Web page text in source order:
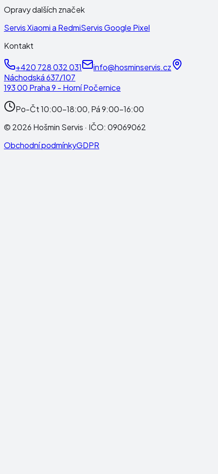
Opravy dalších značek
Servis Xiaomi a RedmiServis Google Pixel
Kontakt
+420 728 032 031
info@hosminservis.cz
Náchodská 637/107
193 00 Praha 9 - Horní Počernice
Po-Čt 10:00-18:00, Pá 9:00-16:00
© 2026 Hošmin Servis · IČO: 09069062
Obchodní podmínkyGDPR